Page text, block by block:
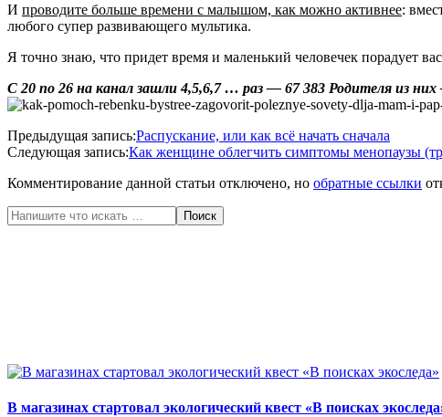
И проводите больше времени с малышом, как можно активнее:
любого супер развивающего мультика.
Я точно знаю, что придет время и маленький человечек порадует
С 20 по 26 на канал зашли 4,5,6,7 … раз — 67 383 Родителя из
2020-
05-
Предыдущая запись:Распускание, или как всё начать сначала
Следующая запись:Как женщине облегчить симптомы менопаузы
Комментирование данной статьи отключено, но обратные ссылки
Поиск
В магазинах стартовал экологический квест «В поисках